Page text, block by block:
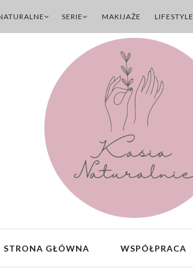
SERIE MAKIJAŻE LIFESTYLE
STRONA GŁÓWNA WSPÓŁPRACA